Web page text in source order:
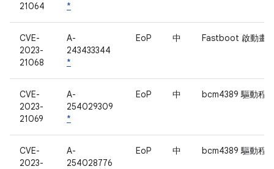
21064
*
CVE-
2023-
21068
A-
243433344
*
EoP 中 Fastboot 啟動畫
CVE-
2023-
21069
A-
254029309
*
EoP 中 bcm4389 驅動程
CVE-
2023-
A-
254028776
EoP 中 bcm4389 驅動程